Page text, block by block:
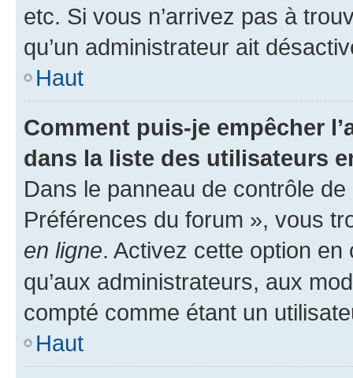
etc. Si vous n’arrivez pas à
qu’un administrateur ait
Haut
Comment puis-je empêcher
dans la liste des utilisateurs
Dans le panneau de contrôle
Préférences du forum », vous
en ligne. Activez cette option
qu’aux administrateurs, aux
compté comme étant un
Haut